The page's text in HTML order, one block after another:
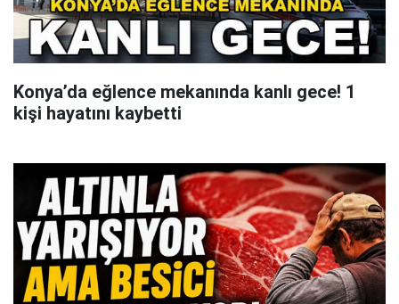
Konya’da eğlence mekanında kanlı gece! 1
kişi hayatını kaybetti